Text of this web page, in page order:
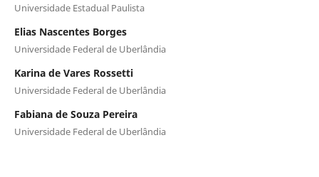
Universidade Estadual Paulista
Elias Nascentes Borges
Universidade Federal de Uberlândia
Karina de Vares Rossetti
Universidade Federal de Uberlândia
Fabiana de Souza Pereira
Universidade Federal de Uberlândia